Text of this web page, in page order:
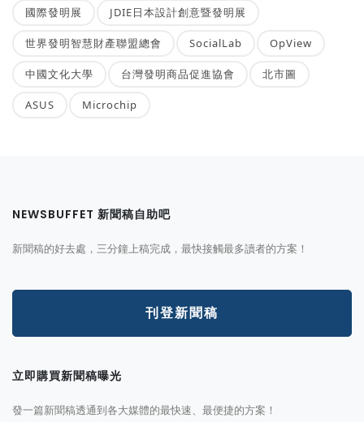
國際發明展 JDIE日本設計創意暨發明展
世界發明智慧財產聯盟總會 SocialLab OpView
中國文化大學 台灣發明商品促進協會 北市圖
ASUS Microchip
NEWSBUFFET 新聞稿自助吧
新聞稿的好去處，三分鐘上稿完成，最快接觸最多讀者的方案！
刊登新聞稿
立即購買新聞稿曝光
發一篇新聞稿透通到各大媒體的最快速、最便捷的方案！